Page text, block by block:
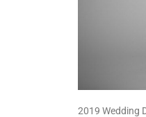
2019 Wedding